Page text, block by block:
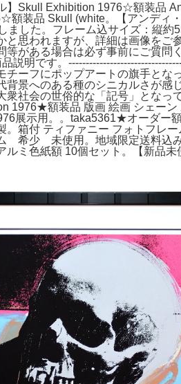
】Skull Exhibition 1976☆額装品
額装品 Skull (white。【アンディ
ました。フレーム込サイズ：縦
と思われますが、詳細は画像を
等がある場合は必ず事前にご質
説明です。
チーフにポップアートの旗手と
背景へのある種のシニカルさが
衆社会の世俗的な「記号」とな
1976★額装品 版画 絵画 シェー
展示用。。taka5361★オーダー
。箱付 ティファニー フォトフ
少 未使用。地域限定送料込み
ルミ色紙額 10個セット。【新品